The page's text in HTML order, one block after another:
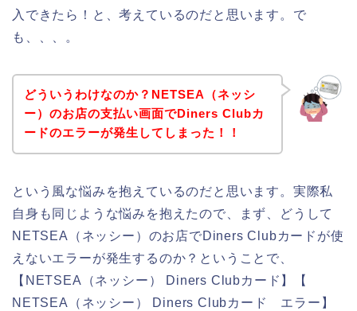
入できたら！と、考えているのだと思います。で
も、、、。
どういうわけなのか？NETSEA（ネッシ
ー）のお店の支払い画面でDiners Clubカ
ードのエラーが発生してしまった！！
という風な悩みを抱えているのだと思います。実際私
自身も同じような悩みを抱えたので、まず、どうして
NETSEA（ネッシー）のお店でDiners Clubカードが使
えないエラーが発生するのか？ということで、
【NETSEA（ネッシー） Diners Clubカード】【
NETSEA（ネッシー） Diners Clubカード エラー】